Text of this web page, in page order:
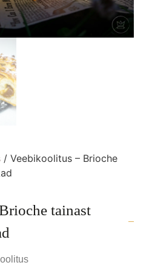
/ Veebikoolitus – Brioche
tainast